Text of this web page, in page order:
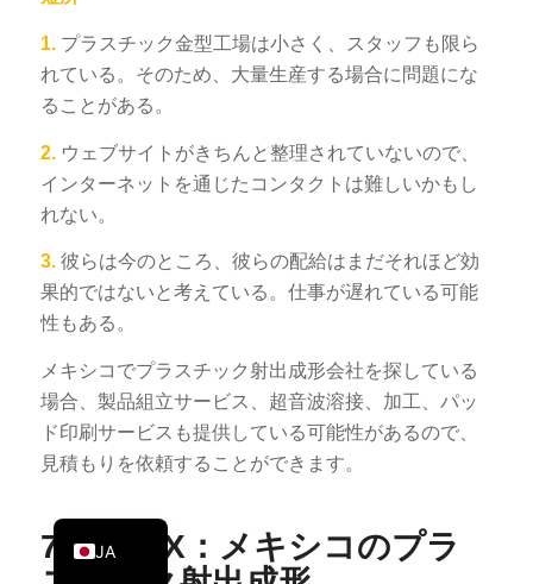
1.プラスチック金型工場は小さく、スタッフも限ら
れている。そのため、大量生産する場合に問題にな
ることがある。
2.ウェブサイトがきちんと整理されていないので、
インターネットを通じたコンタクトは難しいかもし
れない。
3.彼らは今のところ、彼らの配給はまだそれほど効
果的ではないと考えている。仕事が遅れている可能
性もある。
メキシコでプラスチック射出成形会社を探している
場合、製品組立サービス、超音波溶接、加工、パッ
ド印刷サービスも提供している可能性があるので、
見積もりを依頼することができます。
7.AZMEX：メキシコのプラ
JA
IT
FR
DE
NL
PL
ES
KO
PT
CS